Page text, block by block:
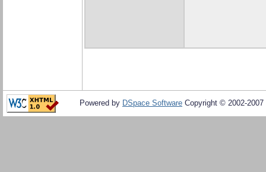
Powered by DSpace Software Copyright © 2002-2007